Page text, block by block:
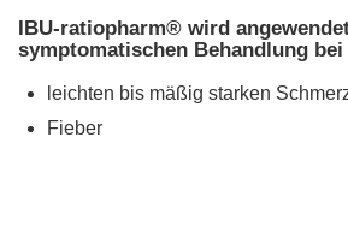
IBU-ratiopharm® wird
symptomatischen Behandlung bei
leichten bis mäßig starken
Fieber